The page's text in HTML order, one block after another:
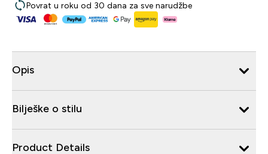
Povrat u roku od 30 dana za sve narudžbe
Opis
Bilješke o stilu
Product Details